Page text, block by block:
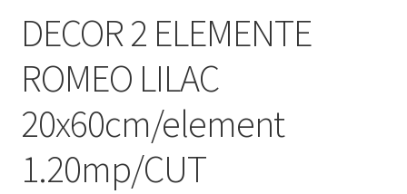
Magazin
Plată
DECOR 2 ELEMENTE
ROMEO LILAC
20x60cm/element
1.20mp/CUT